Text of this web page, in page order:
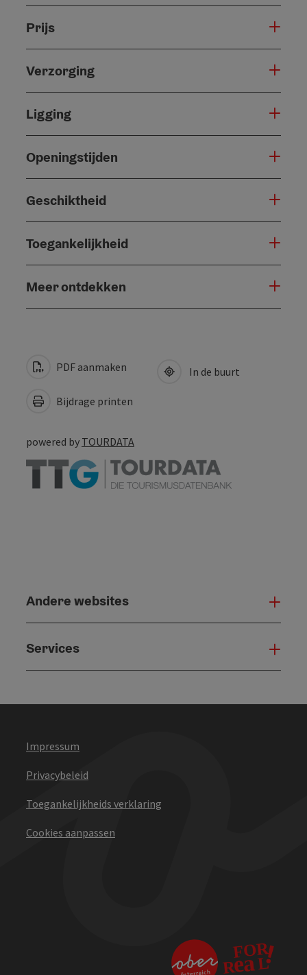
Prijs
Verzorging
Ligging
Openingstijden
Geschiktheid
Toegankelijkheid
Meer ontdekken
PDF aanmaken
Bijdrage printen
In de buurt
powered by TOURDATA
Andere websites
Services
Impressum
Privacybeleid
Toegankelijkheids verklaring
Cookies aanpassen